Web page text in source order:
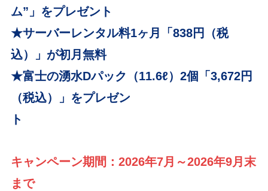
ム”」をプレゼント
★サーバーレンタル料1ヶ月「838円（税
込）」が初月無料
★富士の湧水Dパック（11.6ℓ）2個「3,672円
（税込）」をプレゼン
ト
キャンペーン期間：2026年7月～2026年9月末
まで